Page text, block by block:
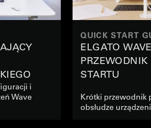
i
Wave
QUICK START
ELGATO
STARTU
Krótki przewodnik
obsłudze